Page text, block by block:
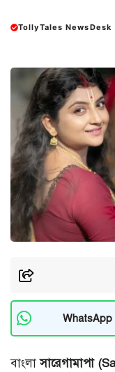
TollyTales NewsDesk
WhatsApp
বাংলাসারেগামাপা